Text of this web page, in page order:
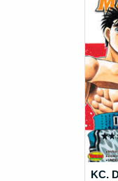
KC.